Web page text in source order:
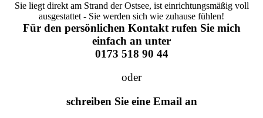
Sie liegt direkt am Strand der Ostsee, ist einrichtungsmäßig voll
ausgestattet - Sie werden sich wie zuhause fühlen!
Für den persönlichen Kontakt rufen Sie mich
einfach an unter
0173 518 90 44
oder
schreiben Sie eine Email an